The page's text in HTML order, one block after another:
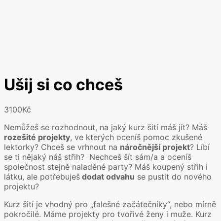
Ušij si co chceš
3100Kč
Nemůžeš se rozhodnout, na jaký kurz šití máš jít? Máš
rozešité projekty, ve kterých oceníš pomoc zkušené
lektorky? Chceš se vrhnout na náročnější projekt? Líbí
se ti nějaký náš střih? Nechceš šít sám/a a oceníš
společnost stejně naladěné party? Máš koupený střih i
látku, ale potřebuješ dodat odvahu se pustit do nového
projektu?
Kurz šití je vhodný pro „falešné začátečníky“, nebo mírně
pokročilé. Máme projekty pro tvořivé ženy i muže. Kurz